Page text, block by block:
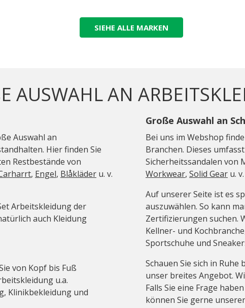
SIEHE ALLE MARKEN
AUSWAHL AN
Auswahl an
Hier finden Sie
Restbestände von
, Engel, Blåkläder u. v.
Arbeitskleidung der
auch Kleidung
von Kopf bis Fuß
u.a.
Klinikbekleidung und
Große Auswahl an
Bei uns im Webshop
Branchen. Dieses
Sicherheitssandalen von
Workwear, Solid Gear u.
Auf unserer Seite ist es
auszuwählen. So kann
Zertifizierungen suchen.
Kellner- und
Sportschuhe und
Schauen Sie sich in
unser breites Angebot.
Falls Sie eine Frage
können Sie gerne